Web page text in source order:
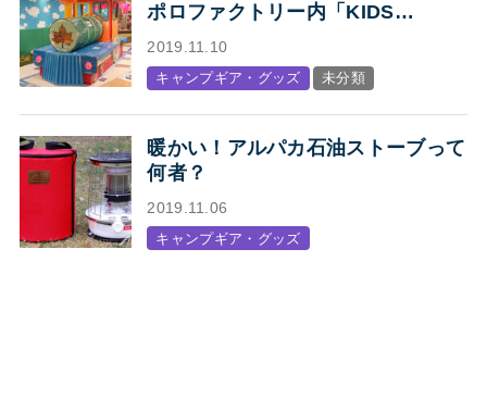
ポロファクトリー内「KIDS
STATION produced by LOGOS」
オープン
2019.11.10
キャンプギア・グッズ 未分類
暖かい！アルパカ石油ストーブって
何者？
2019.11.06
キャンプギア・グッズ